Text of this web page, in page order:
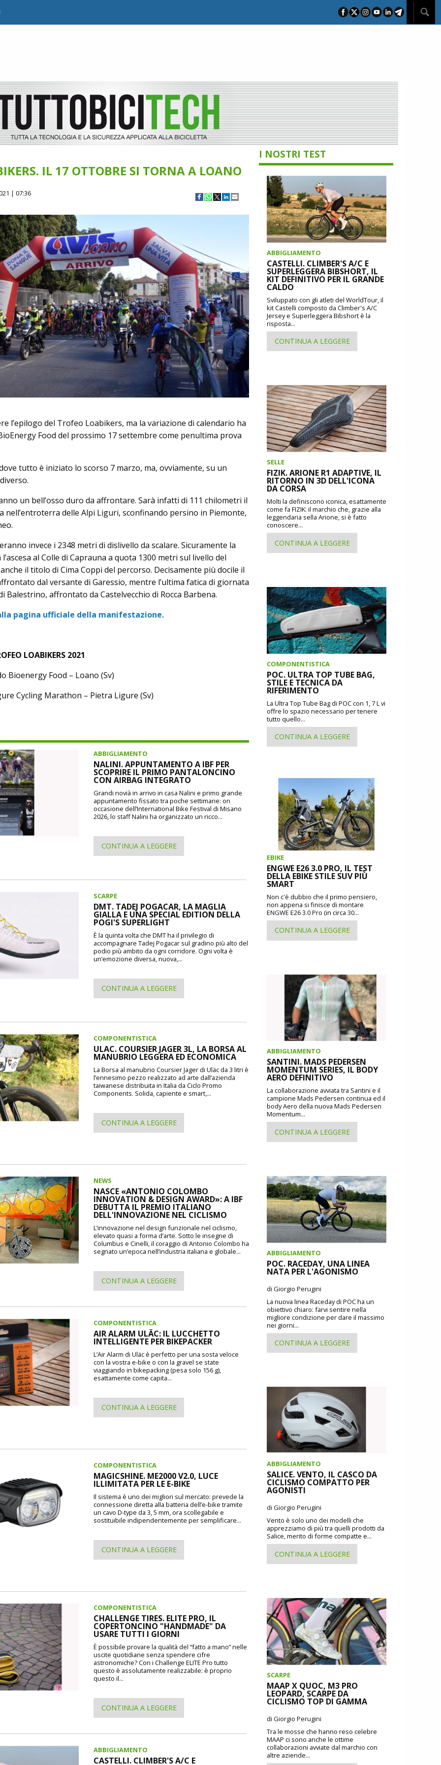
IL 17 OTTOBRE SI TORNA A LOANO
| 07:36
l’epilogo del Trofeo Loabikers, ma la variazione di calendario ha
Food del prossimo 17 settembre come penultima prova
tutto è iniziato lo scorso 7 marzo, ma, ovviamente, su un
un bell’osso duro da affrontare. Sarà infatti di 111 chilometri il
nell’entroterra delle Alpi Liguri, sconfinando persino in Piemonte,
invece i 2348 metri di dislivello da scalare. Sicuramente la
al Colle di Caprauna a quota 1300 metri sul livello del
il titolo di Cima Coppi del percorso. Decisamente più docile il
dal versante di Garessio, mentre l’ultima fatica di giornata
Balestrino, affrontato da Castelvecchio di Rocca Barbena.
pagina ufficiale della manifestazione.
LOABIKERS 2021
Bioenergy Food – Loano (Sv)
Cycling Marathon – Pietra Ligure (Sv)
ABBIGLIAMENTO
NALINI. APPUNTAMENTO A IBF PER
SCOPRIRE IL PRIMO PANTALONCINO
CON AIRBAG INTEGRATO
Grandi novià in arrivo in casa Nalini e primo grande
appuntamento fissato tra poche settimane: on
occasione dell’International Bike Festival di Misano
2026, lo staff Nalini ha organizzato un ricco...
CONTINUA A LEGGERE
SCARPE
DMT. TADEJ POGACAR, LA MAGLIA
GIALLA E UNA SPECIAL EDITION DELLA
POGI'S SUPERLIGHT
È la quinta volta che DMT ha il privilegio di
accompagnare Tadej Pogacar sul gradino più alto del
podio più ambito da ogni corridore. Ogni volta è
un’emozione diversa, nuova,...
CONTINUA A LEGGERE
COMPONENTISTICA
ULAC. COURSIER JAGER 3L, LA BORSA AL
MANUBRIO LEGGERA ED ECONOMICA
La Borsa al manubrio Coursier Jager di Uläc da 3 litri è
l’ennesimo pezzo realizzato ad arte dall’azienda
taiwanese distribuita in Italia da Ciclo Promo
Components. Solida, capiente e smart,...
CONTINUA A LEGGERE
NEWS
NASCE «ANTONIO COLOMBO
INNOVATION & DESIGN AWARD»: A IBF
DEBUTTA IL PREMIO ITALIANO
DELL'INNOVAZIONE NEL CICLISMO
L’innovazione nel design funzionale nel ciclismo,
elevato quasi a forma d’arte. Sotto le insegne di
Columbus e Cinelli, il coraggio di Antonio Colombo ha
segnato un’epoca nell’industria italiana e globale...
CONTINUA A LEGGERE
COMPONENTISTICA
AIR ALARM ULÄC: IL LUCCHETTO
INTELLIGENTE PER BIKEPACKER
L’Air Alarm di Uläc è perfetto per una sosta veloce
con la vostra e-bike o con la gravel se state
viaggiando in bikepacking (pesa solo 156 g),
esattamente come capita...
CONTINUA A LEGGERE
COMPONENTISTICA
MAGICSHINE. ME2000 V2.0, LUCE
ILLIMITATA PER LE E-BIKE
Il sistema è uno dei migliori sul mercato: prevede la
connessione diretta alla batteria dell’e-bike tramite
un cavo D-type da 3, 5 mm, ora scollegabile e
sostituibile indipendentemente per semplificare...
CONTINUA A LEGGERE
COMPONENTISTICA
CHALLENGE TIRES. ELITE PRO, IL
COPERTONCINO "HANDMADE" DA
USARE TUTTI I GIORNI
È possibile provare la qualità del “fatto a mano” nelle
uscite quotidiane senza spendere cifre
astronomiche? Con i Challenge ELITE Pro tutto
questo è assolutamente realizzabile: è proprio
questo il...
CONTINUA A LEGGERE
ABBIGLIAMENTO
CASTELLI. CLIMBER'S A/C E
I NOSTRI TEST
ABBIGLIAMENTO
CASTELLI. CLIMBER'S A/C E
SUPERLEGGERA BIBSHORT, IL
KIT DEFINITIVO PER IL GRANDE
CALDO
Sviluppato con gli atleti del WorldTour, il
kit Castelli composto da Climber's A/C
Jersey e Superleggera Bibshort è la
risposta...
CONTINUA A LEGGERE
SELLE
FIZIK. ARIONE R1 ADAPTIVE, IL
RITORNO IN 3D DELL'ICONA
DA CORSA
Molti la definiscono iconica, esattamente
come fa FIZIK: il marchio che, grazie alla
leggendaria sella Arione, si è fatto
conoscere...
CONTINUA A LEGGERE
COMPONENTISTICA
POC. ULTRA TOP TUBE BAG,
STILE E TECNICA DA
RIFERIMENTO
La Ultra Top Tube Bag di POC con 1, 7 L vi
offre lo spazio necessario per tenere
tutto quello...
CONTINUA A LEGGERE
EBIKE
ENGWE E26 3.0 PRO, IL TEST
DELLA EBIKE STILE SUV PIÙ
SMART
Non c'è dubbio che il primo pensiero,
non appena si finisce di montare
ENGWE E26 3.0 Pro (in circa 30...
CONTINUA A LEGGERE
ABBIGLIAMENTO
SANTINI. MADS PEDERSEN
MOMENTUM SERIES, IL BODY
AERO DEFINITIVO
La collaborazione avviata tra Santini e il
campione Mads Pedersen continua ed il
body Aero della nuova Mads Pedersen
Momentum...
CONTINUA A LEGGERE
ABBIGLIAMENTO
POC. RACEDAY, UNA LINEA
NATA PER L'AGONISMO
di Giorgio Perugini
La nuova linea Raceday di POC ha un
obiettivo chiaro: farvi sentire nella
migliore condizione per dare il massimo
nei giorni...
CONTINUA A LEGGERE
ABBIGLIAMENTO
SALICE. VENTO, IL CASCO DA
CICLISMO COMPATTO PER
AGONISTI
di Giorgio Perugini
Vento è solo uno dei modelli che
apprezziamo di più tra quelli prodotti da
Salice, merito di forme compatte e...
CONTINUA A LEGGERE
SCARPE
MAAP X QUOC, M3 PRO
LEOPARD, SCARPE DA
CICLISMO TOP DI GAMMA
di Giorgio Perugini
Tra le mosse che hanno reso celebre
MAAP ci sono anche le ottime
collaborazioni avviate dal marchio con
altre aziende...